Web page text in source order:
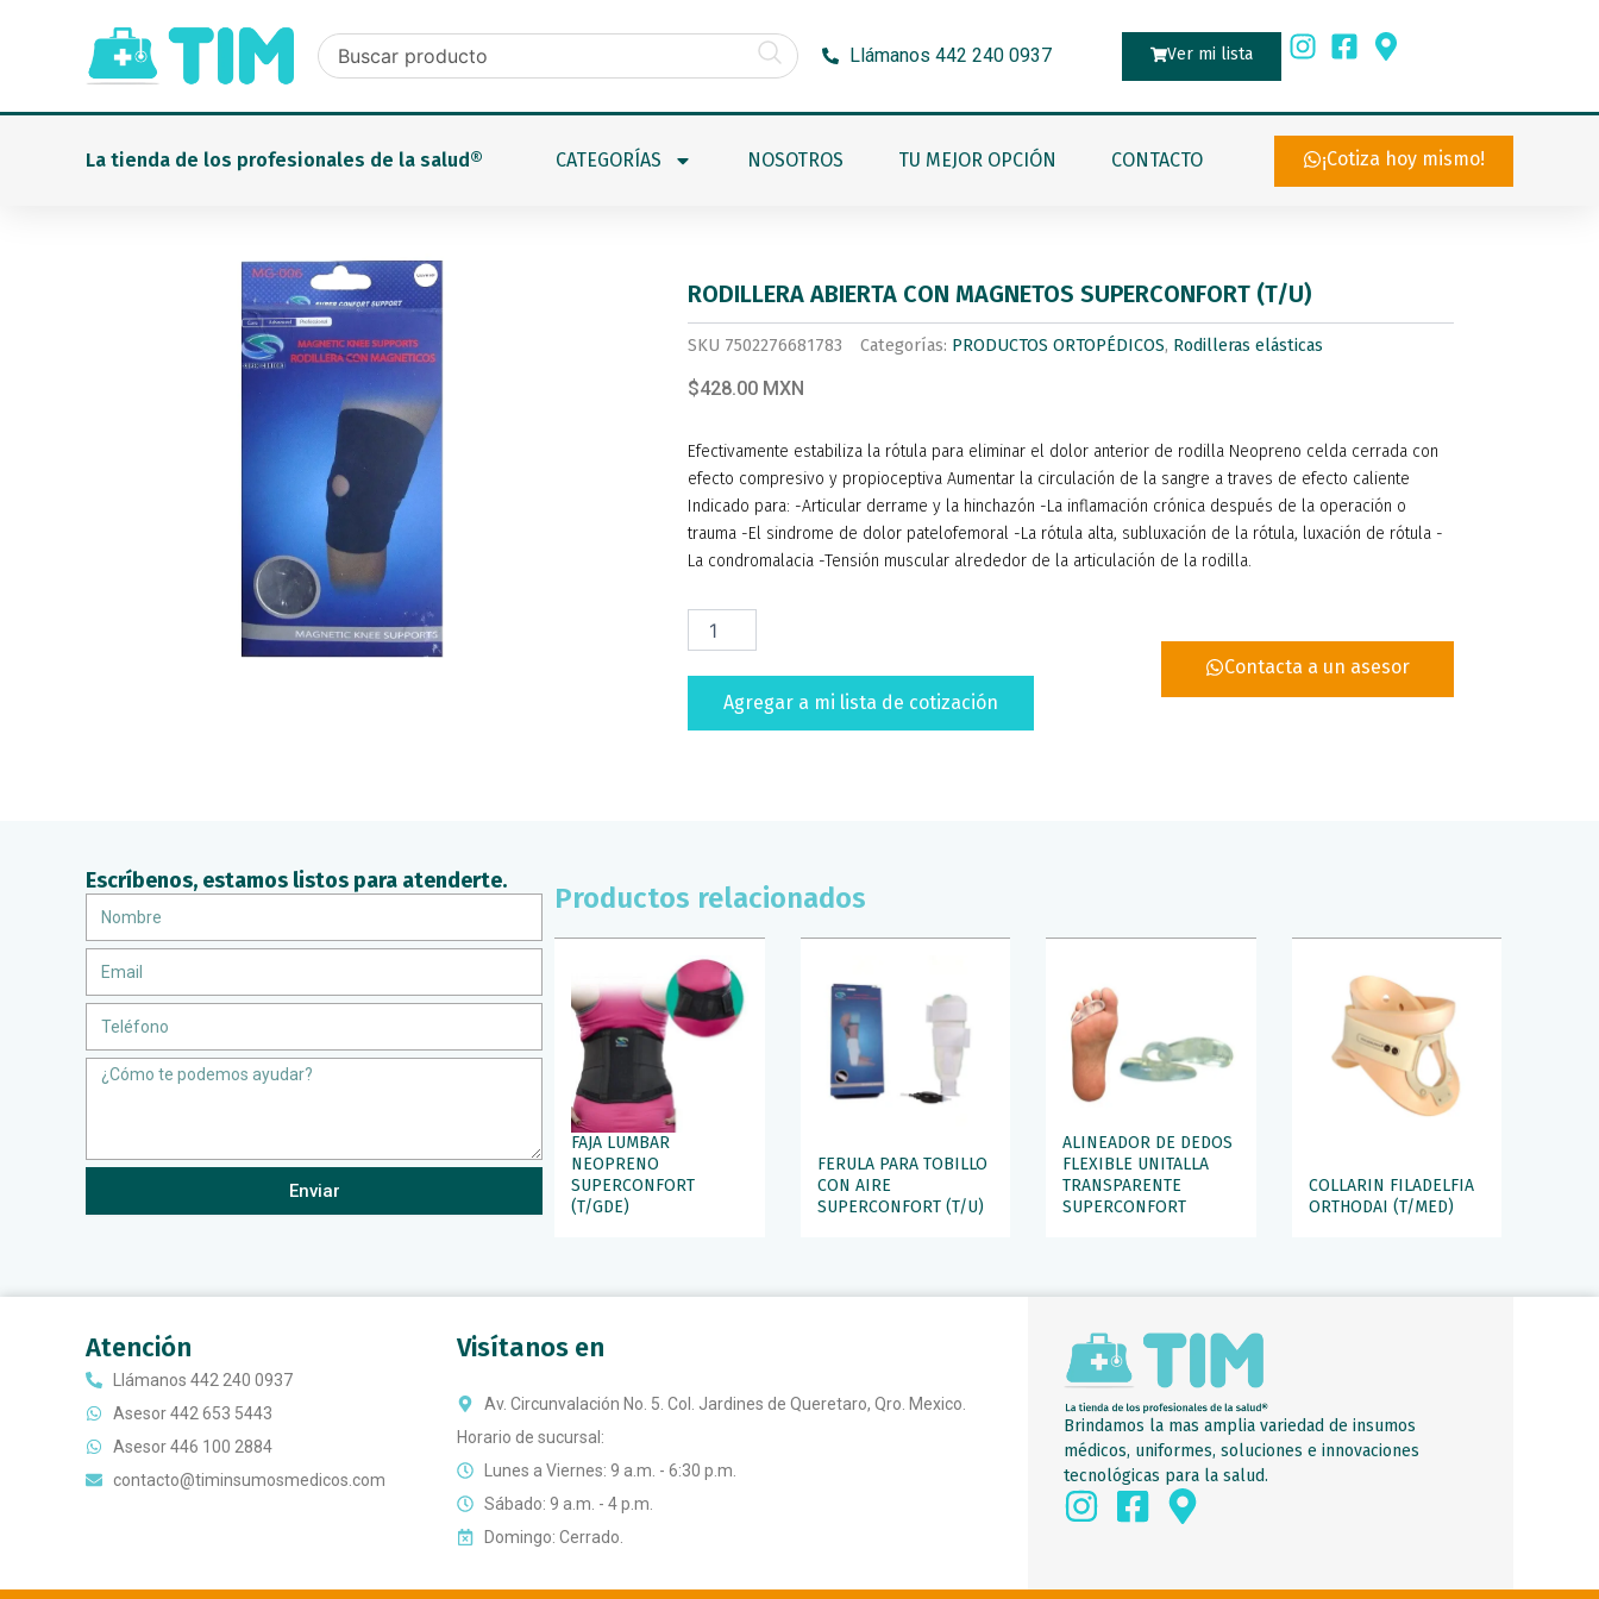
contenido
Llámanos 442 240 0937 Ver mi lista
La tienda de los profesionales de la salud® CATEGORÍAS NOSOTROS TU MEJOR OPCIÓN CONTACTO ¡Cotiza hoy mismo!
RODILLERA ABIERTA CON MAGNETOS SUPERCONFORT (T/U)
SKU 7502276681783 Categorías: PRODUCTOS ORTOPÉDICOS, Rodilleras elásticas
$428.00 MXN
Efectivamente estabiliza la rótula para eliminar el dolor anterior de rodilla Neopreno celda cerrada con
efecto compresivo y propioceptiva Aumentar la circulación de la sangre a traves de efecto caliente
Indicado para: -Articular derrame y la hinchazón -La inflamación crónica después de la operación o
trauma -El sindrome de dolor patelofemoral -La rótula alta, subluxación de la rótula, luxación de rótula -
La condromalacia -Tensión muscular alrededor de la articulación de la rodilla.
RODILLERA
ABIERTA
SUPERCONFORT
(T/U)
Agregar a mi lista de cotización
Contacta a un asesor
Escríbenos, estamos listos para atenderte.
Message
Enviar
Productos relacionados
FAJA LUMBAR
NEOPRENO
SUPERCONFORT
(T/GDE)
FERULA PARA TOBILLO
CON AIRE
SUPERCONFORT (T/U)
ALINEADOR DE DEDOS
FLEXIBLE UNITALLA
TRANSPARENTE
SUPERCONFORT
COLLARIN FILADELFIA
ORTHODAI (T/MED)
Atención
Llámanos 442 240 0937
Asesor 442 653 5443
Asesor 446 100 2884
contacto@timinsumosmedicos.com
Visítanos en
Av. Circunvalación No. 5. Col. Jardines de Queretaro, Qro. Mexico.
Horario de sucursal:
Lunes a Viernes: 9 a.m. - 6:30 p.m.
Sábado: 9 a.m. - 4 p.m.
Domingo: Cerrado.
Brindamos la mas amplia variedad de insumos
médicos, uniformes, soluciones e innovaciones
tecnológicas para la salud.